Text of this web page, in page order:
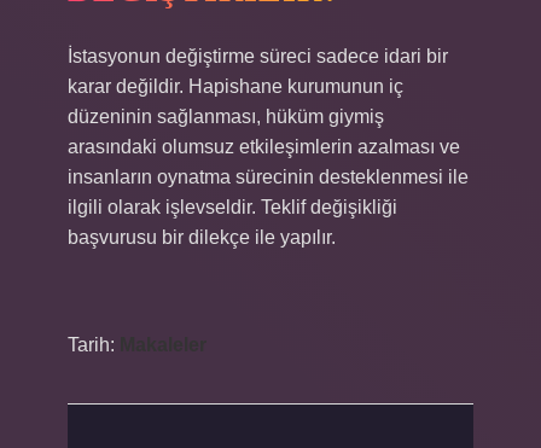
İstasyonun değiştirme süreci sadece idari bir
karar değildir. Hapishane kurumunun iç
düzeninin sağlanması, hüküm giymiş
arasındaki olumsuz etkileşimlerin azalması ve
insanların oynatma sürecinin desteklenmesi ile
ilgili olarak işlevseldir. Teklif değişikliği
başvurusu bir dilekçe ile yapılır.
Tarih: